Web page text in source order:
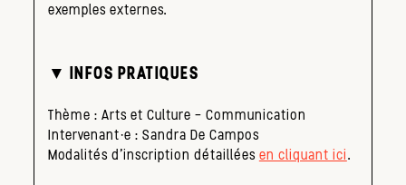
exemples externes.
▼ INFOS PRATIQUES
Thème : Arts et Culture – Communication
Intervenant·e : Sandra De Campos
Modalités d’inscription détaillées en cliquant ici.